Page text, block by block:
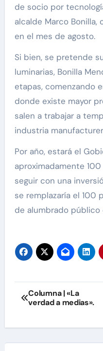
de socio por
alcalde Marco Bonilla,
en el mes de agosto.
Si bien, se pretende
luminarias, Bonilla
etapas, comenzando
donde existe mayor
salen a trabajar a
industria
Por año, estará el
aproximadamente
seguir con una
se remplazaría el 100
de alumbrado público
Navegación
de
entradas
Columna | «La
verdad a medias».